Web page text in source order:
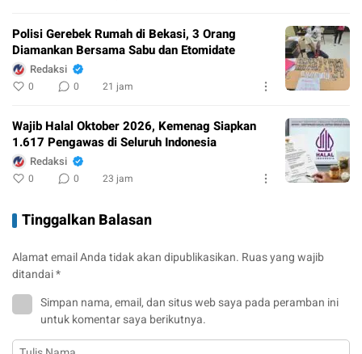
Polisi Gerebek Rumah di Bekasi, 3 Orang
Diamankan Bersama Sabu dan Etomidate
Redaksi
0 0 21 jam
Wajib Halal Oktober 2026, Kemenag Siapkan
1.617 Pengawas di Seluruh Indonesia
Redaksi
0 0 23 jam
Tinggalkan Balasan
Alamat email Anda tidak akan dipublikasikan. Ruas yang wajib
ditandai*
Simpan nama, email, dan situs web saya pada peramban ini
untuk komentar saya berikutnya.